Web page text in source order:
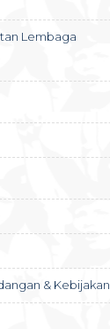
Lembaga
& Kebijakan